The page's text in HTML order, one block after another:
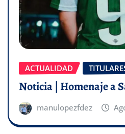
ACTUALIDAD
Noticia | Homenaje a
manulopezfdez